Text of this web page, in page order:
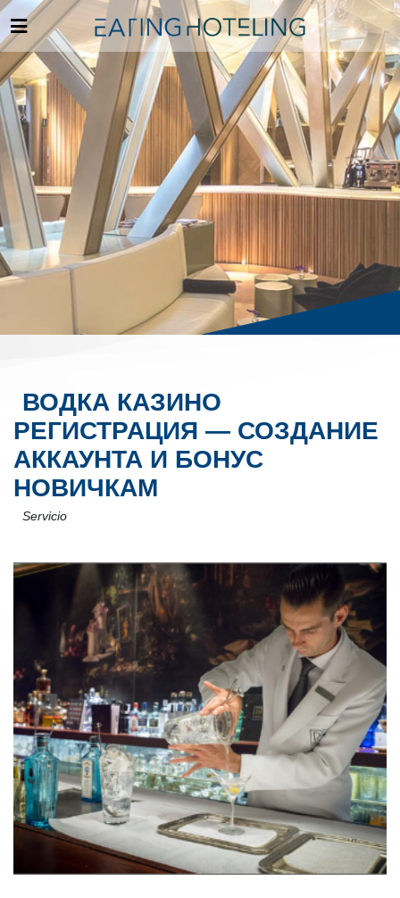
ВОДКА КАЗИНО
РЕГИСТРАЦИЯ — СОЗДАНИЕ
АККАУНТА И БОНУС
НОВИЧКАМ
Servicio